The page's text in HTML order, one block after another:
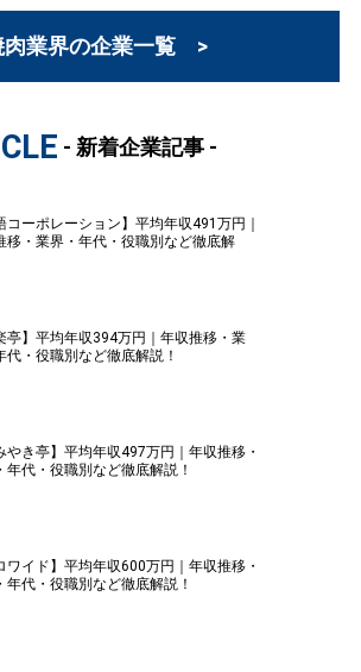
肉業界の企業一覧 >
- 新着企業記事 -
コーポレーション】平均年収491万円｜
移・業界・年代・役職別など徹底解
亭】平均年収394万円｜年収推移・業
代・役職別など徹底解説！
やき亭】平均年収497万円｜年収推移・
年代・役職別など徹底解説！
ワイド】平均年収600万円｜年収推移・
年代・役職別など徹底解説！